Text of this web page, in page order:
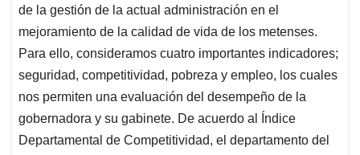
p
k
n
de la gestión de la actual administración en el
mejoramiento de la calidad de vida de los metenses.
Para ello, consideramos cuatro importantes indicadores;
seguridad, competitividad, pobreza y empleo, los cuales
nos permiten una evaluación del desempeño de la
gobernadora y su gabinete. De acuerdo al Índice
Departamental de Competitividad, el departamento del